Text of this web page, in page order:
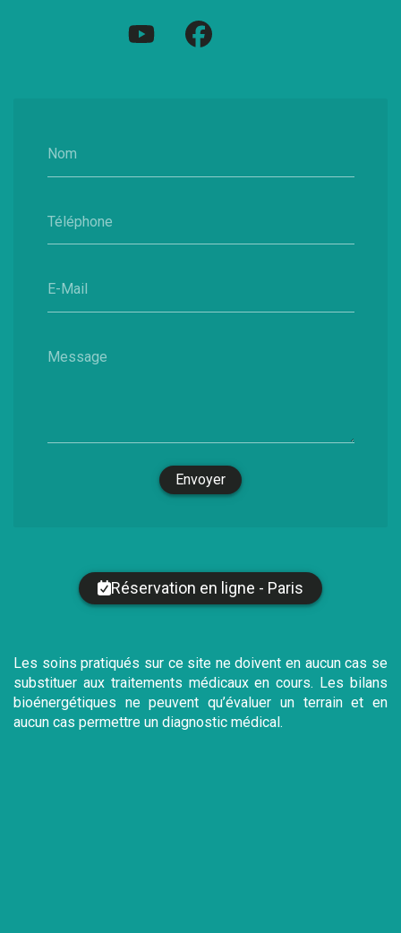
Nom
Téléphone
E-Mail
Message
Envoyer
Réservation en ligne - Paris
Les soins pratiqués sur ce site ne doivent en aucun cas se
substituer aux traitements médicaux en cours. Les bilans
bioénergétiques ne peuvent qu’évaluer un terrain et en
aucun cas permettre un diagnostic médical.